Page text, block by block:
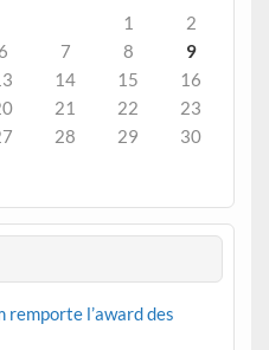
1
2
6 7 8
9
14 15
16
21 22
23
28 29
30
remporte l’award des